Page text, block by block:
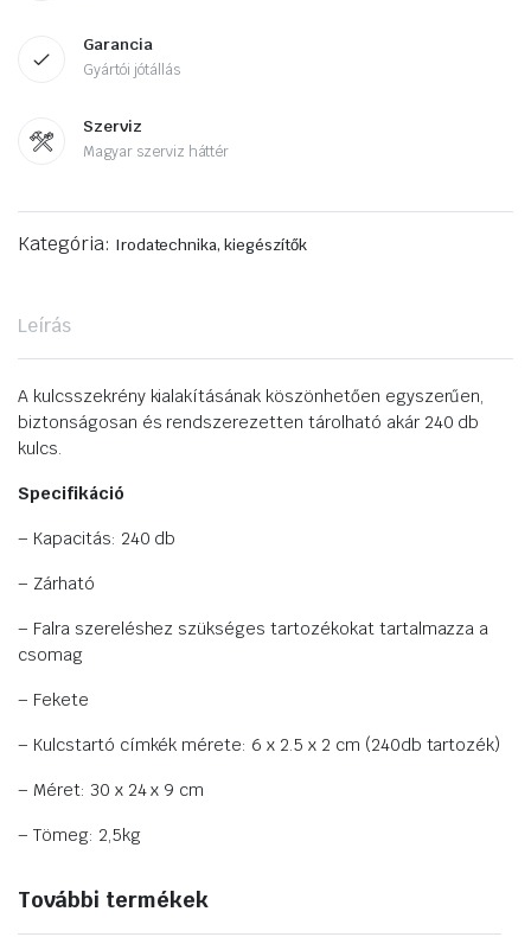
Garancia
Gyártói jótállás
Szerviz
Magyar szerviz háttér
Kategória: Irodatechnika, kiegészítők
Leírás
A kulcsszekrény kialakításának köszönhetően egyszerűen,
biztonságosan és rendszerezetten tárolható akár 240 db
kulcs.
Specifikáció
– Kapacitás: 240 db
– Zárható
– Falra szereléshez szükséges tartozékokat tartalmazza a
csomag
– Fekete
– Kulcstartó címkék mérete: 6 x 2.5 x 2 cm (240db tartozék)
– Méret: 30 x 24 x 9 cm
– Tömeg: 2,5kg
További termékek